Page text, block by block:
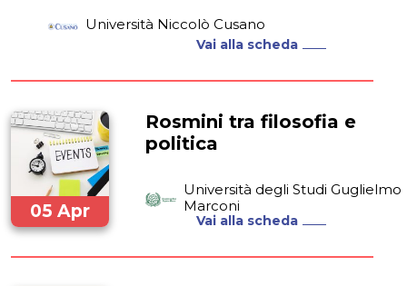
Università Niccolò Cusano
Vai alla scheda
05 Apr
Rosmini tra filosofia e
politica
Università degli Studi Guglielmo
Marconi
Vai alla scheda